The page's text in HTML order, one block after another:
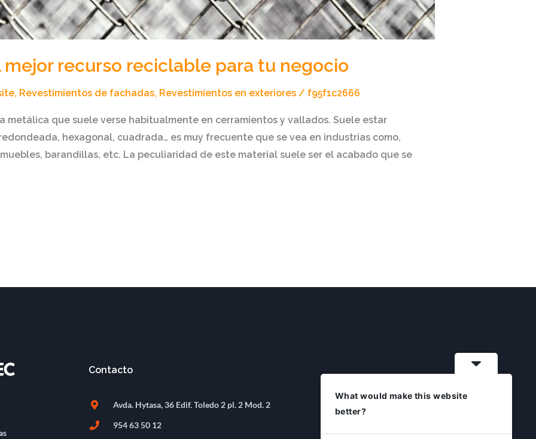
mejor recurso reciclable para tu negocio
, Revestimientos de fachadas, Revestimientos en exteriores/ f95f1c2666
metálica que suele verse habitualmente en cerramientos y vallados. Suele estar
hexagonal, cuadrada… es muy frecuente que se vea en industrias como,
barandillas, etc. La peculiaridad de este material suele ser el acabado que se
Contacto
Avda. Hytasa, 36 Edif. Toledo 2 pl. 2 Mod. 2
954 63 50 12
What would make this website
better?